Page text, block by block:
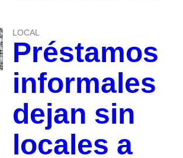
LOCAL
Préstamos
informales
dejan sin
locales a